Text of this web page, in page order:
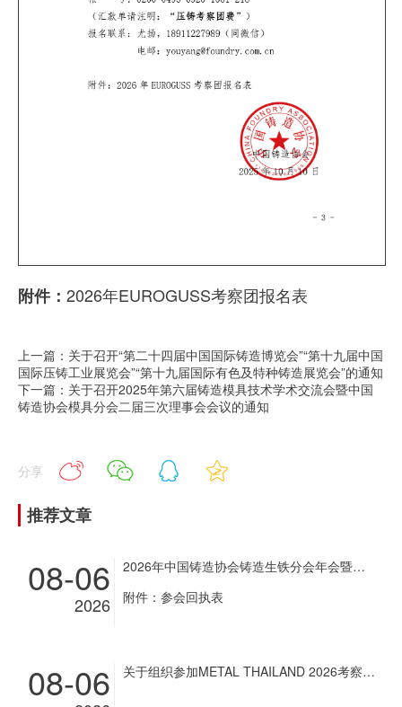
附件： 2026年EUROGUSS考察团报名表
上一篇：关于召开“第二十四届中国国际铸造博览会”“第十九届中国
国际压铸工业展览会”“第十九届国际有色及特种铸造展览会”的通知
下一篇：关于召开2025年第六届铸造模具技术学术交流会暨中国
铸造协会模具分会二届三次理事会会议的通知
分享
推荐文章
2026年中国铸造协会铸造生铁分会年会暨铸造生铁企业超低排放改造现场经验交流会通知
08-06
2026 附件：参会回执表
关于组织参加METAL THAILAND 2026考察团和展商团的通知
08-06